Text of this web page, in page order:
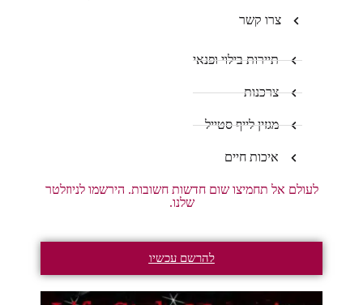
צרו קשר
תיירות בילוי ופנאי
צרכנות
מגזין לייף סטייל
איכות חיים
לעולם אל תחמיצו שום חדשות חשובות. הירשמו לניוזלטר
שלנו.
להרשם עכשיו